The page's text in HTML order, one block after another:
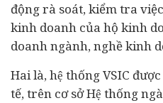
động rà soát, kiểm tra
kinh doanh của hộ kinh
doanh ngành, nghề kinh
Hai là, hệ thống VSIC
tế, trên cơ sở Hệ thống